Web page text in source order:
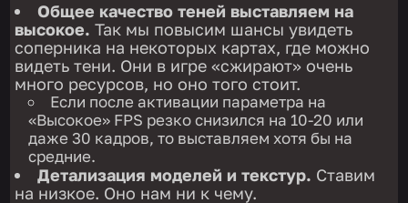
Общее качество теней выставляем на
высокое. Так мы повысим шансы увидеть
соперника на некоторых картах, где можно
видеть тени. Они в игре «сжирают» очень
много ресурсов, но оно того стоит.
Если после активации параметра на
«Высокое» FPS резко снизился на 10-20 или
даже 30 кадров, то выставляем хотя бы на
средние.
Детализация моделей и текстур. Ставим
на низкое. Оно нам ни к чему.